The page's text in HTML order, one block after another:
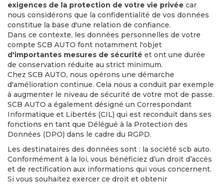
exigences de la protection de votre vie privée car
nous considérons que la confidentialité de vos données
constitue la base d'une relation de confiance.
Dans ce contexte, les données personnelles de votre
compte SCB AUTO font notamment l'objet
d'importantes mesures de sécurité et ont une durée
de conservation réduite au strict minimum.
Chez SCB AUTO, nous opérons une démarche
d'amélioration continue. Cela nous a conduit par exemple
à augmenter le niveau de sécurité de votre mot de passe.
SCB AUTO a également désigné un Correspondant
Informatique et Libertés (CIL) qui est reconduit dans ses
fonctions en tant que Délégué à la Protection des
Données (DPO) dans le cadre du RGPD.
Les destinataires des données sont : la société scb auto.
Conformément à la loi, vous bénéficiez d’un droit d’accès
et de rectification aux informations qui vous concernent.
Si vous souhaitez exercer ce droit et obtenir